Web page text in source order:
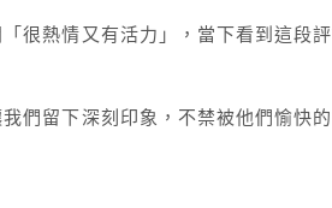
很熱情又有活力」，當下看到這段
們留下深刻印象，不禁被他們愉快